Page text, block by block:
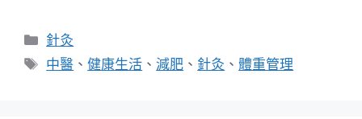
分
類
針灸
標
中醫 、健康生活 、減肥 、 針灸 、體重管理